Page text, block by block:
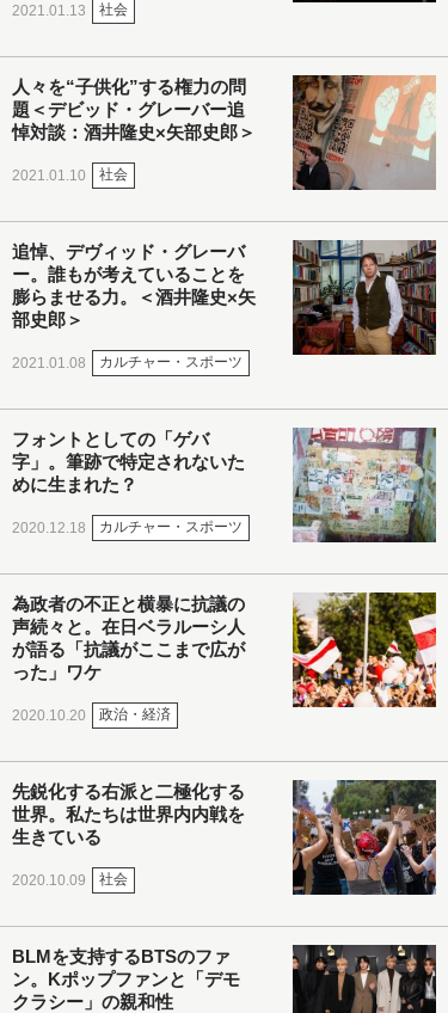
2021.01.13 社会
人々を“子供化”する権力の問
題＜デビッド・グレーバー追
悼対談：酒井隆史×矢部史郎＞
2021.01.10 社会
追悼、デヴィッド・グレーバ
ー。誰もが考えていることを
膨らませる力。＜酒井隆史×矢
部史郎＞
2021.01.08 カルチャー・スポーツ
フォントとしての「ゲバ
字」。筆跡で特定されないた
めに生まれた？
2020.12.18 カルチャー・スポーツ
為政者の不正と横暴に抗議の
声続々と。在日ベラルーシ人
が語る「抗議がここまで広が
った」ワケ
2020.10.20 政治・経済
先鋭化する右派と二極化する
世界。私たちは世界内内戦を
生きている
2020.10.09 社会
BLMを支持するBTSのファ
ン。Kポップファンと「デモ
クラシー」の親和性